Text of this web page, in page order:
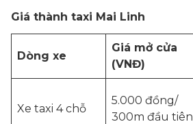
Giá thành taxi Mai Linh
Dòng xe
Giá mở cửa
(VNĐ)
Xe taxi 4 chỗ
5.000 đồng/
300m đầu tiên